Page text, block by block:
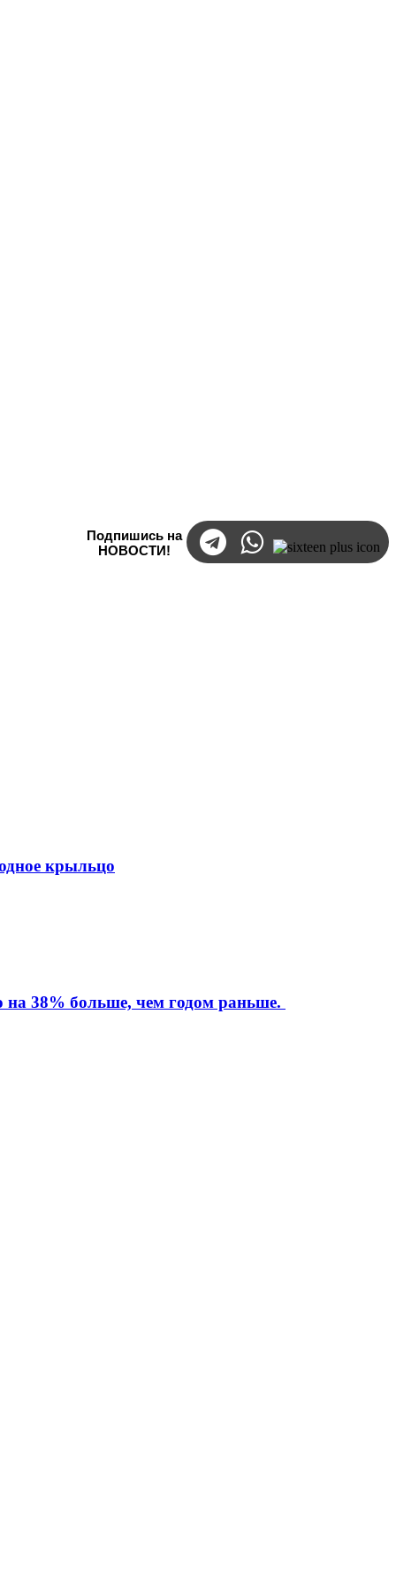
Подпишись на
НОВОСТИ!
крыльцо
на 38% больше, чем годом раньше.